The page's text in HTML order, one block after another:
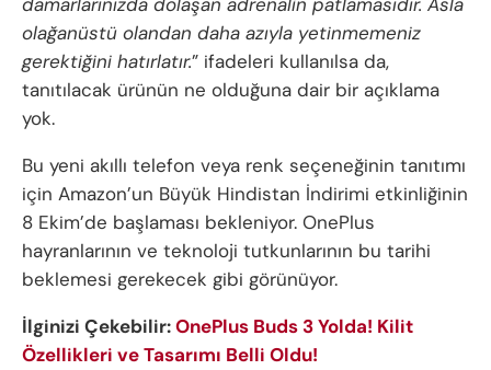
olağanüstü olandan daha azıyla yetinmemeniz
gerektiğini hatırlatır.” ifadeleri kullanılsa da,
tanıtılacak ürünün ne olduğuna dair bir açıklama
yok.
Bu yeni akıllı telefon veya renk seçeneğinin tanıtımı
için Amazon’un Büyük Hindistan İndirimi etkinliğinin
8 Ekim’de başlaması bekleniyor. OnePlus
hayranlarının ve teknoloji tutkunlarının bu tarihi
beklemesi gerekecek gibi görünüyor.
İlginizi Çekebilir:OnePlus Buds 3 Yolda! Kilit
Özellikleri ve Tasarımı Belli Oldu!